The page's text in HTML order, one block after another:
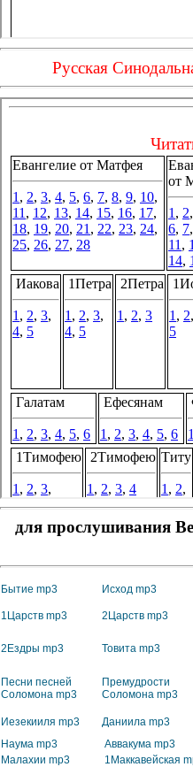
Русская
для прослушивания
Бытие mp3 Исход mp3
1Царств mp3 2Царств mp3
2Ездры mp3 Товита mp3
Песни песней
Соломона mp3
Премудрости
Соломона mp3
Иезекииля mp3
Даниила mp3
Наума mp3
Аввакума mp3
Малахии mp3
1Маккавейская